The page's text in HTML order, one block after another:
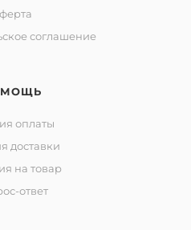
соглашение
оплаты
доставки
на товар
ответ